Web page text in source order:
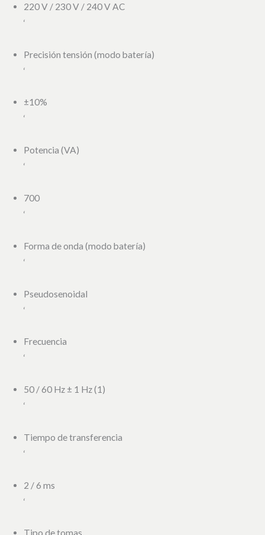
220 V / 230 V / 240 V AC
‘
Precisión tensión (modo batería)
‘
±10%
‘
Potencia (VA)
‘
700
‘
Forma de onda (modo batería)
‘
Pseudosenoidal
‘
Frecuencia
‘
50 / 60 Hz ± 1 Hz (1)
‘
Tiempo de transferencia
‘
2 / 6 ms
‘